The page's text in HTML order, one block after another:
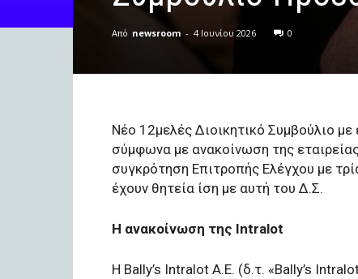
Από newsroom - 4 Ιουνίου 2026 0
Νέο 12μελές Διοικητικό Συμβούλιο
σύμφωνα με ανακοίνωση της
συγκρότηση Επιτροπής Ελέγχου με
έχουν θητεία ίση με αυτή του Δ.Σ.
H ανακοίνωση της Intralot
Η Bally’s Intralot Α.Ε. (δ.τ. «Bally’s